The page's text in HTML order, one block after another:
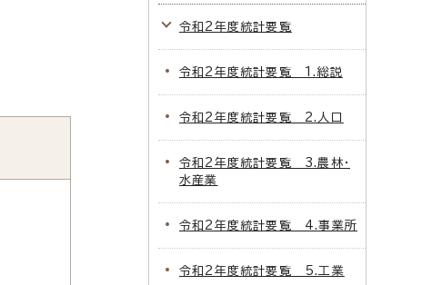
令和2年度統計要覧
令和2年度統計要覧 1.総説
令和2年度統計要覧 2.人口
令和2年度統計要覧 3.農林・
水産業
令和2年度統計要覧 4.事業所
令和2年度統計要覧 5.工業